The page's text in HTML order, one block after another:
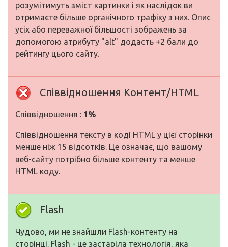
розумітимуть зміст картинки і як наслідок ви
отримаєте більше органічного трафіку з них. Опис
усіх або переважної більшості зображень за
допомогою атрибуту "alt" додасть +2 бали до
рейтингу цього сайту.
Співвідношення Контент/HTML
Співвідношення : 1%
Співвідношення тексту в коді HTML у цієї сторінки
менше ніж 15 відсотків. Це означає, що вашому
веб-сайту потрібно більше контенту та менше
HTML коду.
Flash
Чудово, ми не знайшли Flash-контенту на
сторінці. Flash - це застаріла технологія, яка